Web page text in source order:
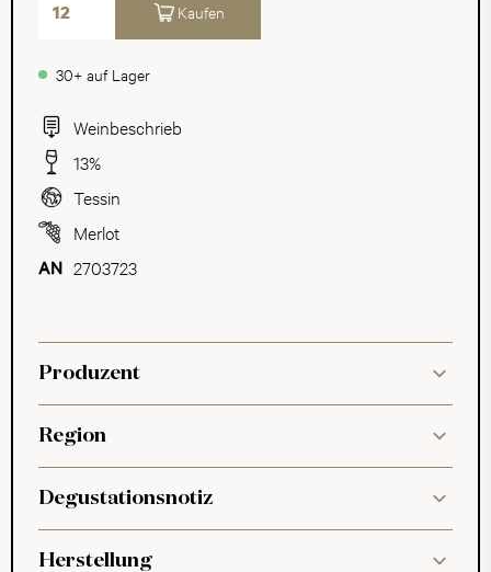
Weinbeschrieb
13%
Tessin
Merlot
2703723
30+ auf Lager
Kaufen
Produzent
Region
Degustationsnotiz
Herstellung